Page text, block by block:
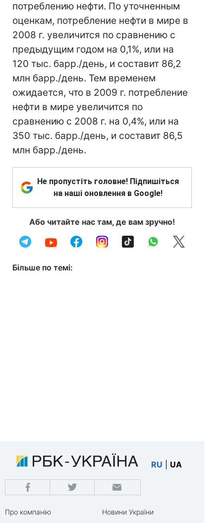
потреблению нефти. По уточненным
оценкам, потребление нефти в мире в
2008 г. увеличится по сравнению с
предыдущим годом на 0,1%, или на
120 тыс. барр./день, и составит 86,2
млн барр./день. Тем временем
ожидается, что в 2009 г. потребление
нефти в мире увеличится по
сравнению с 2008 г. на 0,4%, или на
350 тыс. барр./день, и составит 86,5
млн барр./день.
Не пропустіть головне! Підпишіться
на наші оновлення в Google!
Або читайте нас там, де вам зручно!
Більше по темі:
RU UA
Про компанію
Новини України